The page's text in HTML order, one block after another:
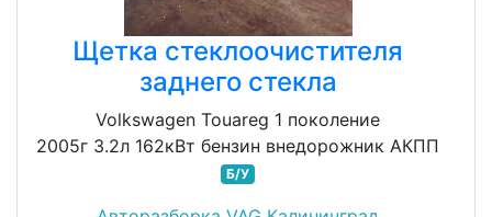
Щетка стеклоочистителя
заднего стекла
Volkswagen Touareg 1 поколение
2005г 3.2л 162кВт бензин внедорожник АКПП
Б/У